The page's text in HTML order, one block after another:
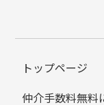
トップページ
仲介手数料無料